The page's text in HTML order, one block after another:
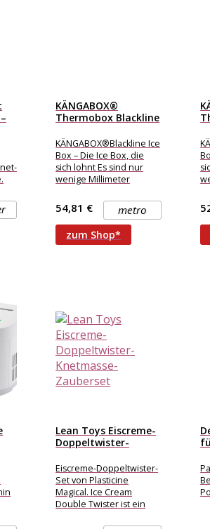
KÄNGABOX®
Thermobox Blackline
KÄNGABOX®Blackline Ice
Box – Die Ice Box, die
sich lohnt Es sind nur
wenige Millimeter
einem Eiscreme-Behälter
und
metro
54,81 €
zum Shop*
Lean Toys Eiscreme-
Doppeltwister-
Zauberset
Eiscreme-Doppeltwister-
Set von Plasticine
Magical. Ice Cream
Double Twister ist ein